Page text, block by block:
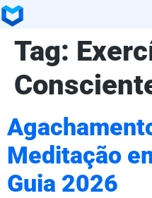
Tag:
Meditação
Guia 2026